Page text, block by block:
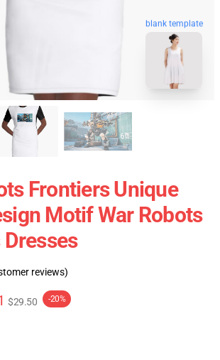
blank template
Frontiers Unique
Motif War Robots
reviews)
$29.50 -20%